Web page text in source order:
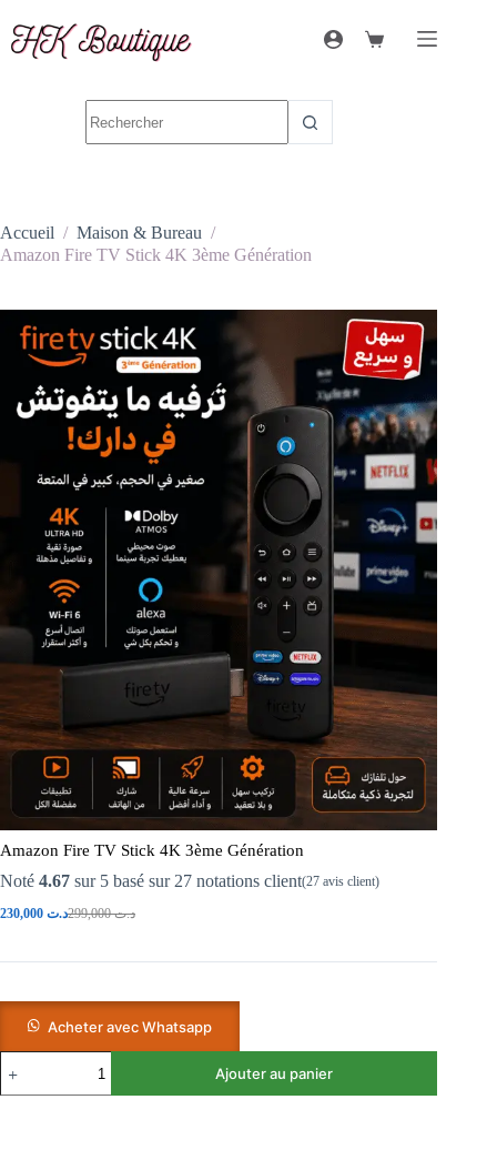
Accueil / Maison & Bureau /
Amazon Fire TV Stick 4K 3ème Génération
Amazon Fire TV Stick 4K 3ème Génération
Noté 4.67 sur 5 basé sur 27 notations client(27 avis client)
د.ت299,000 د.ت
Acheter avec Whatsapp
Ajouter au panier